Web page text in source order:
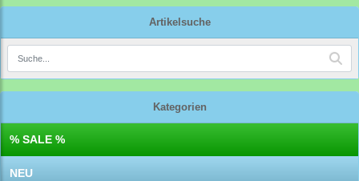
Artikelsuche
Kategorien
% SALE %
NEU